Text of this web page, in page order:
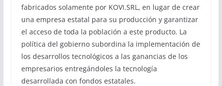
fabricados solamente por KOVI.SRL, en lugar de crear
una empresa estatal para su producción y garantizar
el acceso de toda la población a este producto. La
política del gobierno subordina la implementación de
los desarrollos tecnológicos a las ganancias de los
empresarios entregándoles la tecnología
desarrollada con fondos estatales.